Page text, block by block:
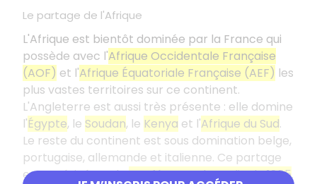
Le partage de l'Afrique
L'Afrique est bientôt dominée par la France qui
possède avec l'Afrique Occidentale Française
(AOF) et l'Afrique Équatoriale Française (AEF) les
plus vastes territoires sur ce continent.
L'Angleterre est aussi très présente : elle domine
l'Égypte, le Soudan, le Kenya et l'Afrique du Sud.
Le reste du continent est sous domination belge,
portugaise, allemande et italienne. Ce partage
est entériné par laConférence de Berlin de 1885.